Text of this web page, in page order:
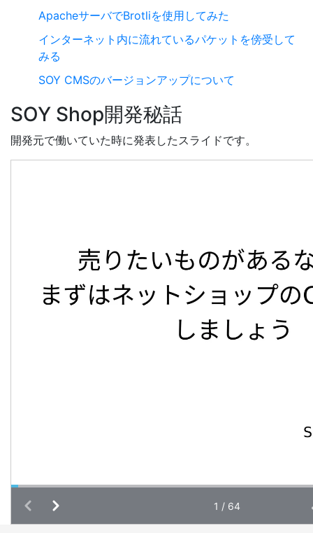
ApacheサーバでBrotliを使用してみた
インターネット内に流れているパケットを傍受して
みる
SOY CMSのバージョンアップについて
SOY Shop開発秘話
開発元で働いていた時に発表したスライドです。